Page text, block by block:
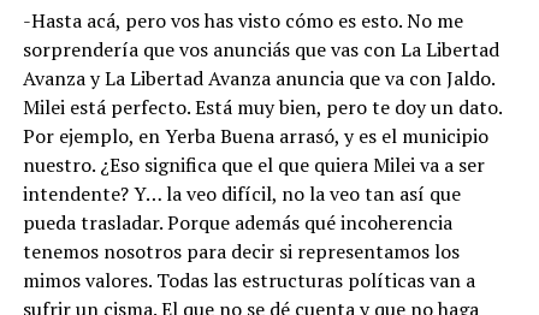
-Hasta acá, pero vos has visto cómo es esto. No me
sorprendería que vos anunciás que vas con La Libertad
Avanza y La Libertad Avanza anuncia que va con Jaldo.
Milei está perfecto. Está muy bien, pero te doy un dato.
Por ejemplo, en Yerba Buena arrasó, y es el municipio
nuestro. ¿Eso significa que el que quiera Milei va a ser
intendente? Y… la veo difícil, no la veo tan así que
pueda trasladar. Porque además qué incoherencia
tenemos nosotros para decir si representamos los
mimos valores. Todas las estructuras políticas van a
sufrir un cisma. El que no se dé cuenta y que no haga